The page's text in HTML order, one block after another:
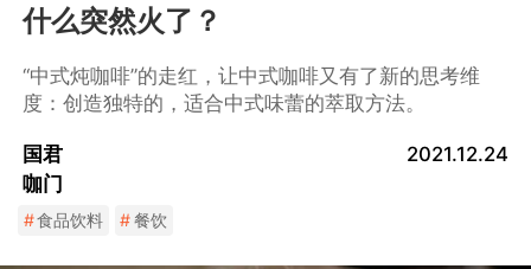
什么突然火了？
“中式炖咖啡”的走红，让中式咖啡又有了新的思考维
度：创造独特的，适合中式味蕾的萃取方法。
国君
咖门
2021.12.24
#食品饮料 #餐饮